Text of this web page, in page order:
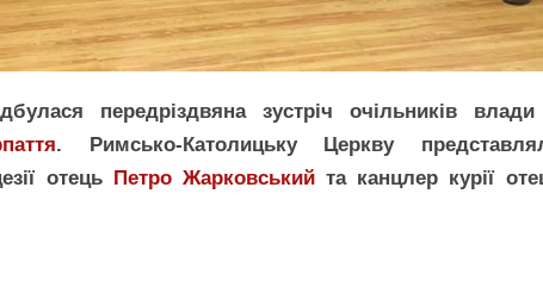
передріздвяна зустріч очільників
. Римсько-Католицьку Церкву
отець Петро Жарковський та канцлер курії